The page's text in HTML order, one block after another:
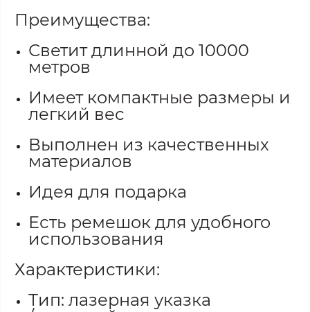
Преимущества:
Светит длинной до 10000
метров
Имеет компактные размеры и
легкий вес
Выполнен из качественных
материалов
Идея для подарка
Есть ремешок для удобного
использования
Характеристики:
Тип: лазерная указка